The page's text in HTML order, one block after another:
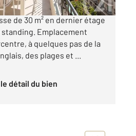
d'Or à Nice, appartement 3
de 30 m² en dernier étage
Emplacement
à quelques pas de la
des plages et ...
le détail du bien